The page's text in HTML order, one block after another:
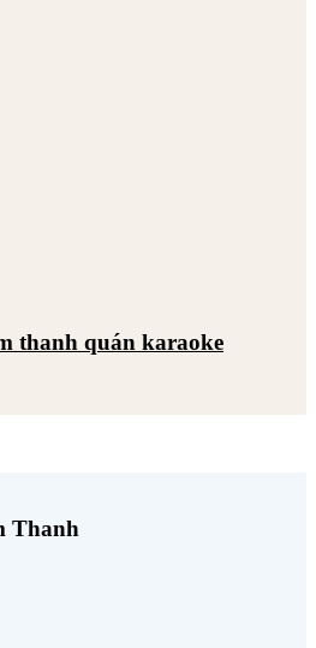
thanh quán karaoke
Thanh